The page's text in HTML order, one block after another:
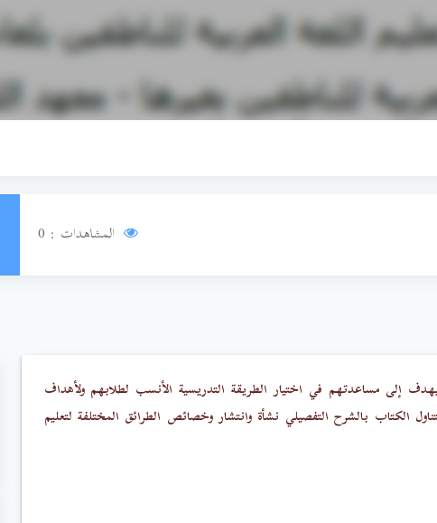
المشاهدات : 0
إلى مساعدتهم في اختيار الطريقة التدريسية الأنسب لطلابهم ولأهداف
الكتاب بالشرح التفصيلي نشأة وانتشار وخصائص الطرائق المختلفة لتعليم